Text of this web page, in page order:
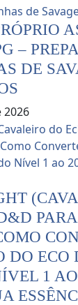
–
DE
2026
DO ECO
1